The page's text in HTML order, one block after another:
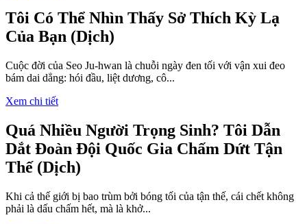
Tôi Có Thể Nhìn Thấy Sở Thích Kỳ Lạ
Của Bạn (Dịch)
Cuộc đời của Seo Ju-hwan là chuỗi ngày đen tối với vận xui đeo
bám dai dẳng: hói đầu, liệt dương, cô...
Xem chi tiết
Quá Nhiều Người Trọng Sinh? Tôi Dẫn
Dắt Đoàn Đội Quốc Gia Chấm Dứt Tận
Thế (Dịch)
Khi cả thế giới bị bao trùm bởi bóng tối của tận thế, cái chết không
phải là dấu chấm hết, mà là khở...